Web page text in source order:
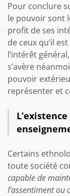
Pour conclure
le pouvoir sont
profit de ses
de ceux qu’il
l’intérêt
s’avère
pouvoir
représenter et
Certains
toute société
capable de
l’assentiment ou